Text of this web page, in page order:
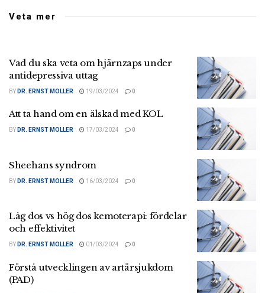
Veta mer
Vad du ska veta om hjärnzaps under
antidepressiva uttag
BY DR. ERNST MOLLER 19/03/2024 0
Att ta hand om en älskad med KOL
BY DR. ERNST MOLLER 17/03/2024 0
Sheehans syndrom
BY DR. ERNST MOLLER 16/03/2024 0
Låg dos vs hög dos kemoterapi: fördelar
och effektivitet
BY DR. ERNST MOLLER 01/03/2024 0
Förstå utvecklingen av artärsjukdom
(PAD)